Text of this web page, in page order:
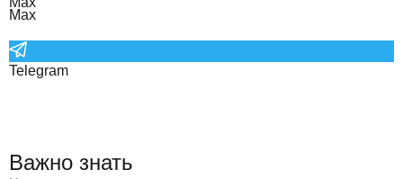
Max
Telegram
Важно знать